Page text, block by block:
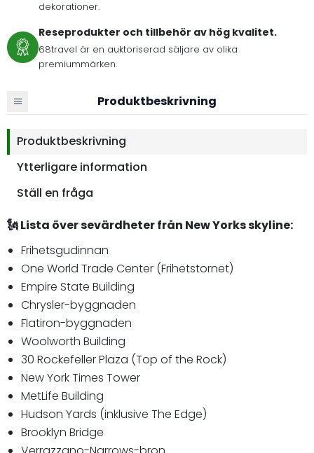
dekorationer.
Reseprodukter och tillbehör av hög kvalitet.
68travel är en auktoriserad säljare av olika
premiummärken.
Produktbeskrivning
Produktbeskrivning
Ytterligare information
Ställ en fråga
🗽 Lista över sevärdheter från New Yorks skyline:
Frihetsgudinnan
One World Trade Center (Frihetstornet)
Empire State Building
Chrysler-byggnaden
Flatiron-byggnaden
Woolworth Building
30 Rockefeller Plaza (Top of the Rock)
New York Times Tower
MetLife Building
Hudson Yards (inklusive The Edge)
Brooklyn Bridge